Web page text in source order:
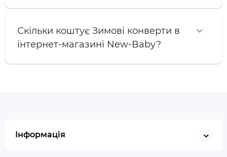
Скільки коштує Зимові конверти в
інтернет-магазині New-Baby?
Інформація